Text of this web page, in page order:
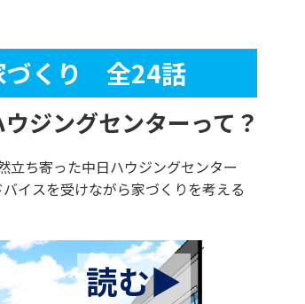
づくり 全24話
ジングセンターって？
立ち寄った中日ハウジングセンター
イスを受けながら家づくりを考える
読む▶